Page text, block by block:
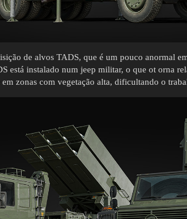
de alvos TADS, que é um pouco anormal
está instalado num jeep militar, o que ot orna
zonas com vegetação alta, dificultando o